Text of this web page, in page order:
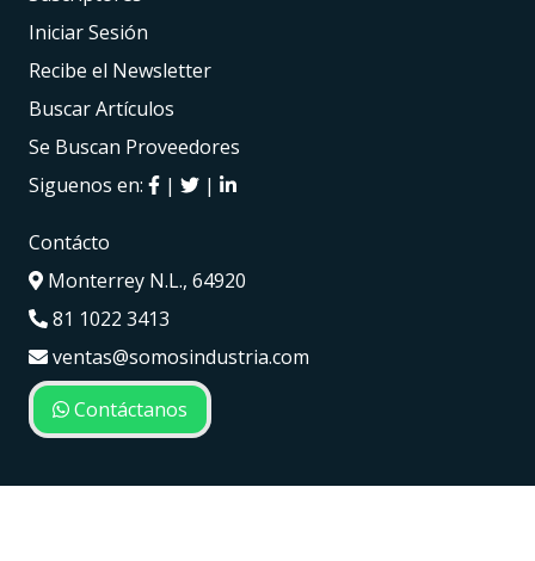
Iniciar Sesión
Recibe el Newsletter
Buscar Artículos
Se Buscan Proveedores
Siguenos en:
| |
Contácto
Monterrey N.L., 64920
81 1022 3413
ventas@somosindustria.com
Contáctanos